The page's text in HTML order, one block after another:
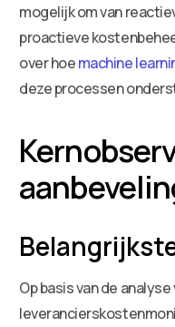
mogelijk om van
proactieve
over hoemachine
deze processen
Op basis van de analyse